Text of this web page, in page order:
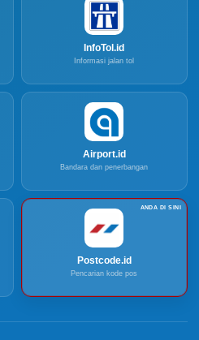
InfoTol.id
Informasi jalan tol
Airport.id
Bandara dan penerbangan
Postcode.id
Pencarian kode pos